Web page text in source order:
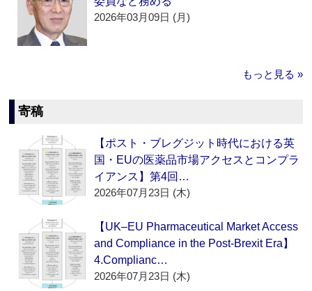
2026年03月09日 (月)
もっと見る »
寄稿
【ポスト・ブレグジット時代における英
国・EUの医薬品市場アクセスとコンプラ
イアンス】第4回…
2026年07月23日 (木)
【UK–EU Pharmaceutical Market Access
and Compliance in the Post-Brexit Era】
4.Complianc…
2026年07月23日 (木)